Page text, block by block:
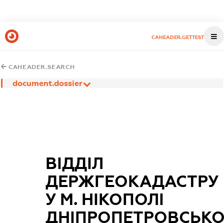
CAHEADER.GETTEST
CAHEADER.SEARCH
document.dossier
ВІДДІЛ
ДЕРЖГЕОКАДАСТРУ
У М. НІКОПОЛІ